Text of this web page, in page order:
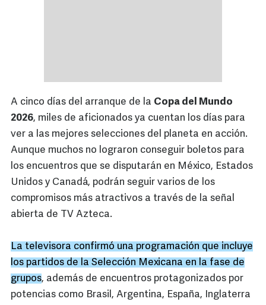
A cinco días del arranque de la Copa del Mundo
2026, miles de aficionados ya cuentan los días para
ver a las mejores selecciones del planeta en acción.
Aunque muchos no lograron conseguir boletos para
los encuentros que se disputarán en México, Estados
Unidos y Canadá, podrán seguir varios de los
compromisos más atractivos a través de la señal
abierta de TV Azteca.
La televisora confirmó una programación que incluye
los partidos de la Selección Mexicana en la fase de
grupos, además de encuentros protagonizados por
potencias como Brasil, Argentina, España, Inglaterra